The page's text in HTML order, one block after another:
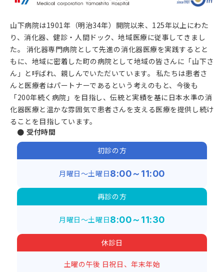
山下病院は1901年（明治34年）開院以来、125年以上にわた
り、消化器、健診・人間ドック、地域医療に従事してきまし
た。 消化器専門病院として先進の消化器医療を実践するとと
もに、地域に密着した町の病院として地域の皆さんに「山下さ
ん」と呼ばれ、親しんでいただいています。 私たちは患者さ
んと医療者はパートナーであるという考えのもと、今後も
「200年続く病院」を目指し、伝統と実績を基に日本水準の消
化器医療と温かな雰囲気で患者さんを支える医療を提供し続け
ることを目指しています。
● 受付時間
初診の方
月曜日～土曜日8:00～11:00
再診の方
月曜日～土曜日8:00～11:30
休診日
土曜の午後 日祝日、年末年始